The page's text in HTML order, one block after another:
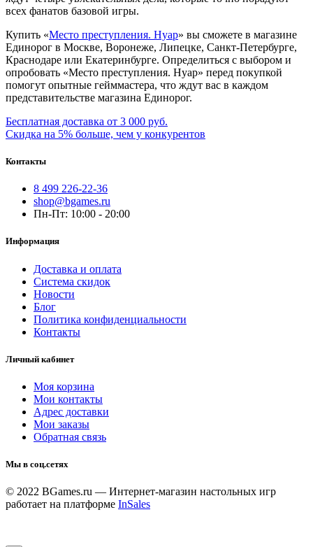
всех фанатов базовой игры.
Купить «Место преступления. Нуар» вы сможете в магазине
Единорог в Москве, Воронеже, Липецке, Санкт-Петербурге,
Краснодаре или Екатеринбурге. Определиться с выбором и
опробовать «Место преступления. Нуар» перед покупкой
помогут опытные гейммастера, что ждут вас в каждом
представительстве магазина Единорог.
Бесплатная доставка от 3 000 руб.
Скидка на 5% больше, чем у конкурентов
Контакты
8 499 226-22-36
shop@bgames.ru
Пн-Пт: 10:00 - 20:00
Информация
Доставка и оплата
Система скидок
Новости
Блог
Политика конфиденциальности
Контакты
Личный кабинет
Моя корзина
Мои контакты
Адрес доставки
Мои заказы
Обратная связь
Мы в соц.сетях
© 2022 BGames.ru — Интернет-магазин настольных игр
работает на платформе InSales